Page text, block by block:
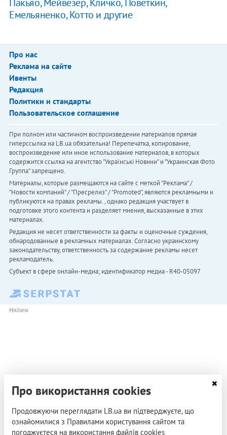
Пакьяо, Мейвезер, Кличко, Поветкин,
Емельяненко, Котто и другие
Про нас
Реклама на сайте
Ивенты
Редакция
Политики и стандарты
Пользовательское соглашение
При полном или частичном воспроизведении материалов прямая
гиперссылка на LB.ua обязательна! Перепечатка, копирование,
воспроизведение или иное использование материалов, в которых
содержится ссылка на агентство "Українськi Новини" и "Украинская Фото
Группа" запрещено.
Материалы, которые размещаются на сайте с меткой "Реклама" /
"Новости компаний" / "Пресрелиз" / "Promoted", являются рекламными и
публикуются на правах рекламы. , однако редакция участвует в
подготовке этого контента и разделяет мнения, высказанные в этих
материалах.
Редакция не несет ответственности за факты и оценочные суждения,
обнародованные в рекламных материалах. Согласно украинскому
законодательству, ответственность за содержание рекламы несет
рекламодатель.
Субъект в сфере онлайн-медиа; идентификатор медиа - R40-05097
РЕКЛАМА
Про використання cookies
Продовжуючи переглядати LB.ua ви підтверджуєте, що
ознайомилися з Правилами користування сайтом та
погоджуєтеся на використання файлів cookies